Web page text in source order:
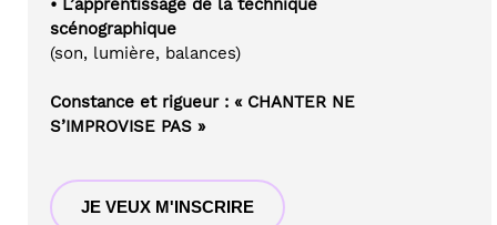
• L’apprentissage de la technique
scénographique
(son, lumière, balances)
Constance et rigueur : « CHANTER NE
S’IMPROVISE PAS »
JE VEUX M'INSCRIRE